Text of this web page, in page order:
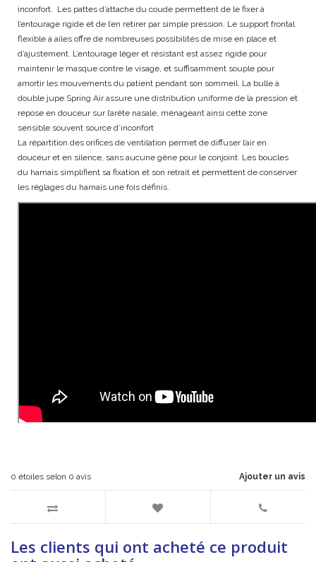
inconfort. Les pattes d’attache du coude permettent de le fixer à
l’entourage rigide et de l’en retirer par simple pression. Le support frontal
flexible à ailes offre de nombreuses possibilités de mise en place et
d’ajustement. L’entourage léger et résistant est assez rigide pour
maintenir le masque contre le visage, et suffisamment souple pour
amortir les mouvements du patient pendant son sommeil. La bulle à
double jupe Spring Air assure une distribution uniforme de la pression et
repose en douceur sur l’arête nasale, ménageant ainsi cette zone
sensible souvent source d’inconfort
La répartition des orifices de ventilation permet de diffuser l’air en
douceur et en silence, sans aucune gêne pour le conjoint. Les boucles
du harnais simplifient sa fixation et son retrait et permettent de conserver
les réglages du harnais une fois définis.
Ajouter un avis
0 étoiles selon 0 avis
Les clients qui ont acheté ce produit